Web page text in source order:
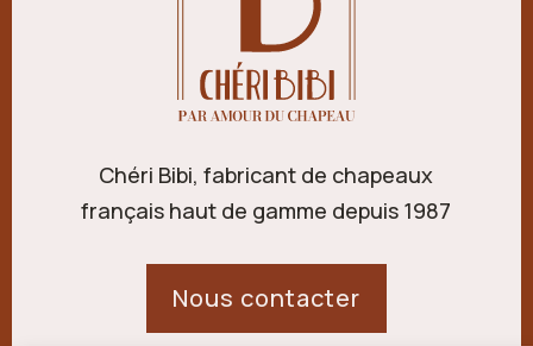
Chéri Bibi, fabricant de chapeaux
français haut de gamme depuis 1987
Nous contacter